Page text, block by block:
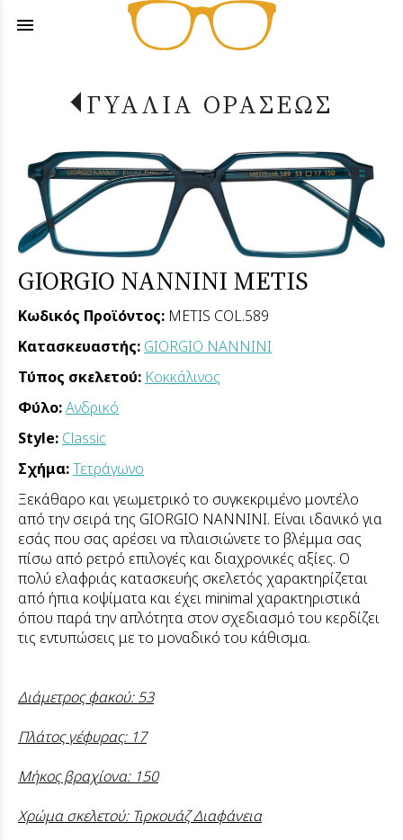
menu
ΓΥΑΛΙΑ ΟΡΑΣΕΩΣ
GIORGIO NANNINI METIS
Κωδικός Προϊόντος: METIS COL.589
Κατασκευαστής: GIORGIO NANNINI
Τύπος σκελετού: Κοκκάλινος
Φύλο:Ανδρικό
Style: Classic
Σχήμα:Τετράγωνο
Ξεκάθαρο και γεωμετρικό το συγκεκριμένο μοντέλο
από την σειρά της GIORGIO NANNINI. Είναι ιδανικό για
εσάς που σας αρέσει να πλαισιώνετε το βλέμμα σας
πίσω από ρετρό επιλογές και διαχρονικές αξίες. Ο
πολύ ελαφριάς κατασκευής σκελετός χαρακτηρίζεται
από ήπια κοψίματα και έχει minimal χαρακτηριστικά
όπου παρά την απλότητα στον σχεδιασμό του κερδίζει
τις εντυπώσεις με το μοναδικό του κάθισμα.
Διάμετρος φακού: 53
Πλάτος γέφυρας: 17
Μήκος βραχίονα: 150
Χρώμα σκελετού: Τιρκουάζ Διαφάνεια